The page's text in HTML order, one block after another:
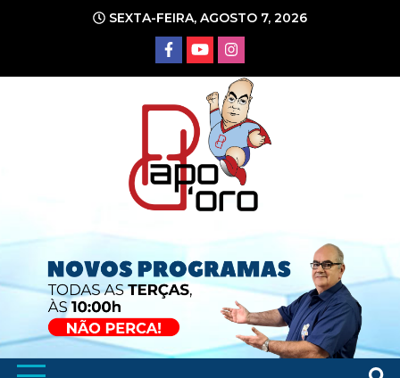
conteúdo
SEXTA-FEIRA, AGOSTO 7, 2026